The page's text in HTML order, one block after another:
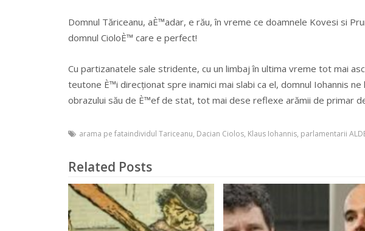
Domnul Tăriceanu, aÈ™adar, e rău, în vreme ce doamnele Kovesi si
domnul CioloÈ™ care e perfect!
Cu partizanatele sale stridente, cu un limbaj în ultima vreme tot mai
teutone È™i direcționat spre inamici mai slabi ca el, domnul Iohannis
obrazului său de È™ef de stat, tot mai dese reflexe arămii de primar
arama pe fataindividul Tariceanu, Dacian Ciolos, Klaus Iohannis, parlamentarii
Related Posts